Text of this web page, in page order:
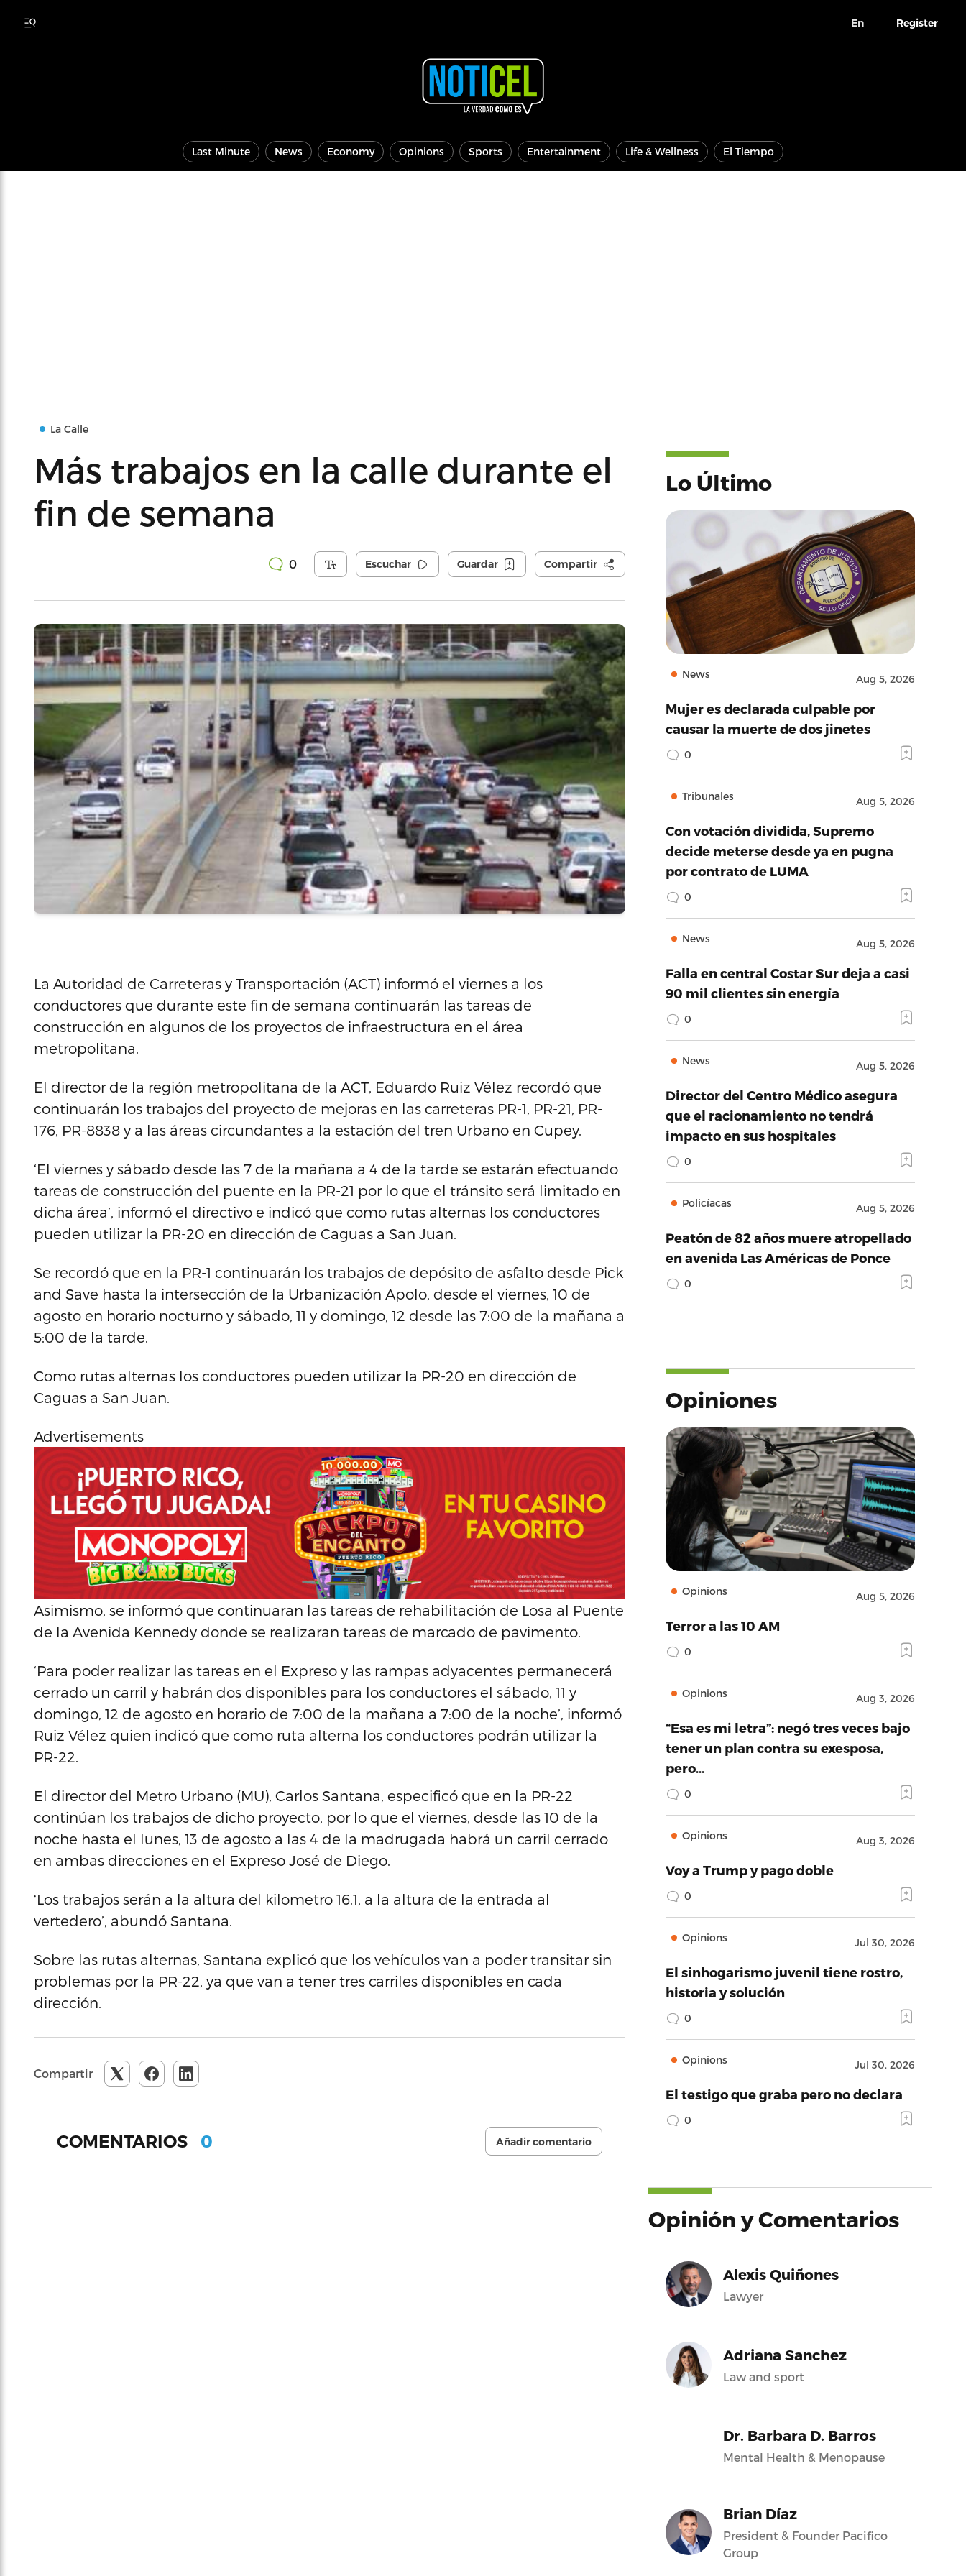
En Register
Last Minute News Economy Opinions Sports Entertainment Life & Wellness El Tiempo
La Calle
Más trabajos en la calle durante el
fin de semana
0 Escuchar Guardar Compartir
La Autoridad de Carreteras y Transportación (ACT) informó el viernes a los
conductores que durante este fin de semana continuarán las tareas de
construcción en algunos de los proyectos de infraestructura en el área
metropolitana.
El director de la región metropolitana de la ACT, Eduardo Ruiz Vélez recordó que
continuarán los trabajos del proyecto de mejoras en las carreteras PR-1, PR-21, PR-
176, PR-8838 y a las áreas circundantes a la estación del tren Urbano en Cupey.
‘El viernes y sábado desde las 7 de la mañana a 4 de la tarde se estarán efectuando
tareas de construcción del puente en la PR-21 por lo que el tránsito será limitado en
dicha área’, informó el directivo e indicó que como rutas alternas los conductores
pueden utilizar la PR-20 en dirección de Caguas a San Juan.
Se recordó que en la PR-1 continuarán los trabajos de depósito de asfalto desde Pick
and Save hasta la intersección de la Urbanización Apolo, desde el viernes, 10 de
agosto en horario nocturno y sábado, 11 y domingo, 12 desde las 7:00 de la mañana a
5:00 de la tarde.
Como rutas alternas los conductores pueden utilizar la PR-20 en dirección de
Caguas a San Juan.
Advertisements
Asimismo, se informó que continuaran las tareas de rehabilitación de Losa al Puente
de la Avenida Kennedy donde se realizaran tareas de marcado de pavimento.
‘Para poder realizar las tareas en el Expreso y las rampas adyacentes permanecerá
cerrado un carril y habrán dos disponibles para los conductores el sábado, 11 y
domingo, 12 de agosto en horario de 7:00 de la mañana a 7:00 de la noche’, informó
Ruiz Vélez quien indicó que como ruta alterna los conductores podrán utilizar la
PR-22.
El director del Metro Urbano (MU), Carlos Santana, especificó que en la PR-22
continúan los trabajos de dicho proyecto, por lo que el viernes, desde las 10 de la
noche hasta el lunes, 13 de agosto a las 4 de la madrugada habrá un carril cerrado
en ambas direcciones en el Expreso José de Diego.
‘Los trabajos serán a la altura del kilometro 16.1, a la altura de la entrada al
vertedero’, abundó Santana.
Sobre las rutas alternas, Santana explicó que los vehículos van a poder transitar sin
problemas por la PR-22, ya que van a tener tres carriles disponibles en cada
dirección.
Compartir
COMENTARIOS 0 Añadir comentario
Lo Último
News Aug 5, 2026
Mujer es declarada culpable por
causar la muerte de dos jinetes
0
Tribunales Aug 5, 2026
Con votación dividida, Supremo
decide meterse desde ya en pugna
por contrato de LUMA
0
News Aug 5, 2026
Falla en central Costar Sur deja a casi
90 mil clientes sin energía
0
News Aug 5, 2026
Director del Centro Médico asegura
que el racionamiento no tendrá
impacto en sus hospitales
0
Policíacas Aug 5, 2026
Peatón de 82 años muere atropellado
en avenida Las Américas de Ponce
0
Opiniones
Opinions Aug 5, 2026
Terror a las 10 AM
0
Opinions Aug 3, 2026
“Esa es mi letra”: negó tres veces bajo
tener un plan contra su exesposa,
pero…
0
Opinions Aug 3, 2026
Voy a Trump y pago doble
0
Opinions Jul 30, 2026
El sinhogarismo juvenil tiene rostro,
historia y solución
0
Opinions Jul 30, 2026
El testigo que graba pero no declara
0
Opinión y Comentarios
Alexis Quiñones
Lawyer
Adriana Sanchez
Law and sport
Dr. Barbara D. Barros
Mental Health & Menopause
Brian Díaz
President & Founder Pacifico
Group